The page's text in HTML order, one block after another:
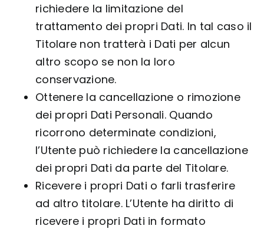
richiedere la limitazione del
trattamento dei propri Dati. In tal caso il
Titolare non tratterà i Dati per alcun
altro scopo se non la loro
conservazione.
Ottenere la cancellazione o rimozione
dei propri Dati Personali. Quando
ricorrono determinate condizioni,
l’Utente può richiedere la cancellazione
dei propri Dati da parte del Titolare.
Ricevere i propri Dati o farli trasferire
ad altro titolare. L’Utente ha diritto di
ricevere i propri Dati in formato